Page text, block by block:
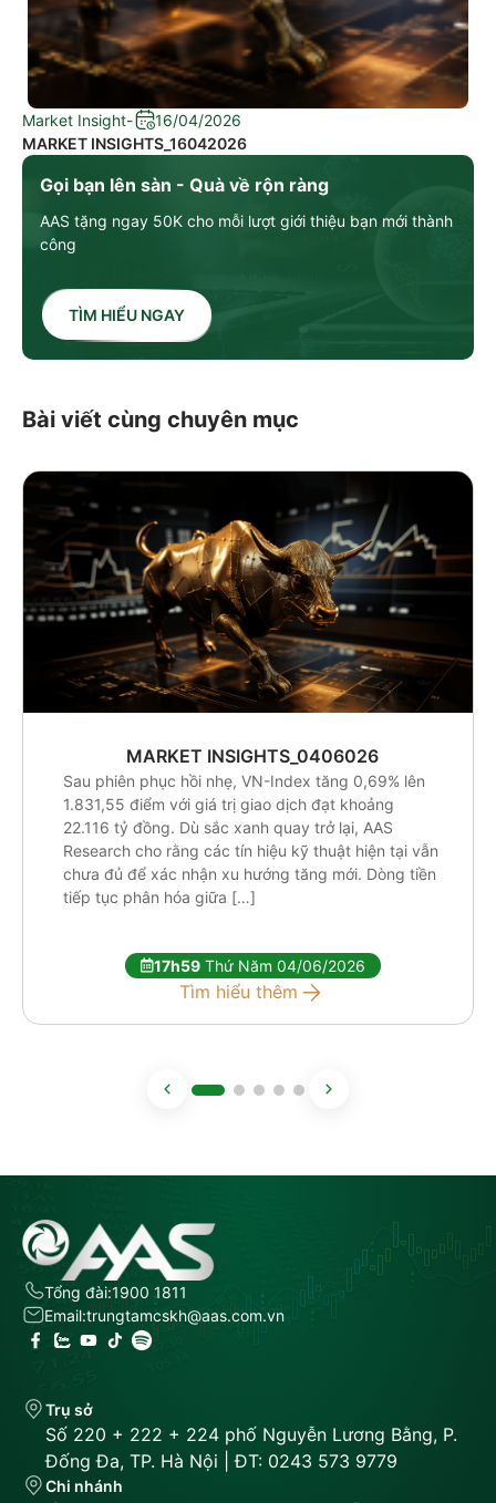
Gọi bạn lên sàn - Quà về rộn ràng
AAS tặng ngay 50K cho mỗi lượt giới thiệu bạn mới thành
công
TÌM HIỂU NGAY
Market Insight-
16/04/2026
MARKET INSIGHTS_16042026
Bài viết cùng chuyên mục
MARKET INSIGHTS_0406026
Sau phiên phục hồi nhẹ, VN-Index tăng 0,69% lên
1.831,55 điểm với giá trị giao dịch đạt khoảng
22.116 tỷ đồng. Dù sắc xanh quay trở lại, AAS
Research cho rằng các tín hiệu kỹ thuật hiện tại vẫn
chưa đủ để xác nhận xu hướng tăng mới. Dòng tiền
tiếp tục phân hóa giữa […]
17h59Thứ Năm 04/06/2026
Tìm hiểu thêm
Tổng đài:1900 1811
Email:trungtamcskh@aas.com.vn
Trụ sở
Số 220 + 222 + 224 phố Nguyễn Lương Bằng, P.
Đống Đa, TP. Hà Nội | ĐT: 0243 573 9779
Chi nhánh